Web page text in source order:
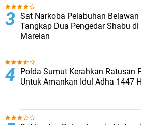
Sat Narkoba Pelabuhan Belawan
Tangkap Dua Pengedar Shabu di
Marelan
Polda Sumut Kerahkan Ratusan
Untuk Amankan Idul Adha 1447 H